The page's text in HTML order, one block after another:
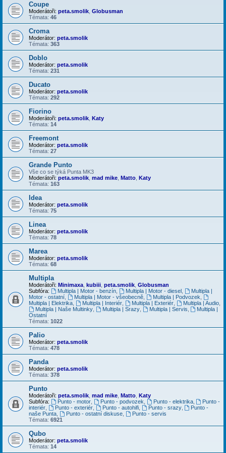
Coupe
Moderátoři: peta.smolik, Globusman
Témata: 46
Croma
Moderátor: peta.smolik
Témata: 363
Doblo
Moderátor: peta.smolik
Témata: 231
Ducato
Moderátor: peta.smolik
Témata: 292
Fiorino
Moderátoři: peta.smolik, Katy
Témata: 14
Freemont
Moderátor: peta.smolik
Témata: 27
Grande Punto
Vše co se týká Punta MK3
Moderátoři: peta.smolik, mad mike, Matto, Katy
Témata: 163
Idea
Moderátor: peta.smolik
Témata: 75
Linea
Moderátor: peta.smolik
Témata: 78
Marea
Moderátor: peta.smolik
Témata: 68
Multipla
Moderátoři: Minimaxa, kubiii, peta.smolik, Globusman
Subfóra:
Multipla | Motor - benzín, Multipla | Motor - diesel ,
Multipla |
Motor - ostatní, Multipla | Motor - všeobecně, Multipla | Podvozek,
Multipla | Elektrika, Multipla | Interiér, Multipla | Exteriér, Multipla | Audio,
Multipla | Naše Multinky, Multipla | Srazy, Multipla | Servis,
Multipla |
Ostatní
Témata: 1022
Palio
Moderátor: peta.smolik
Témata: 478
Panda
Moderátor: peta.smolik
Témata: 378
Punto
Moderátoři: peta.smolik, mad mike, Matto, Katy
Subfóra:
Punto - motor, Punto - podvozek, Punto - elektrika,
Punto -
interiér, Punto - exteriér, Punto - autohifi, Punto - srazy,
Punto -
naše Punta, Punto - ostatní diskuse,
Punto - servis
Témata: 6921
Qubo
Moderátor: peta.smolik
Témata: 14